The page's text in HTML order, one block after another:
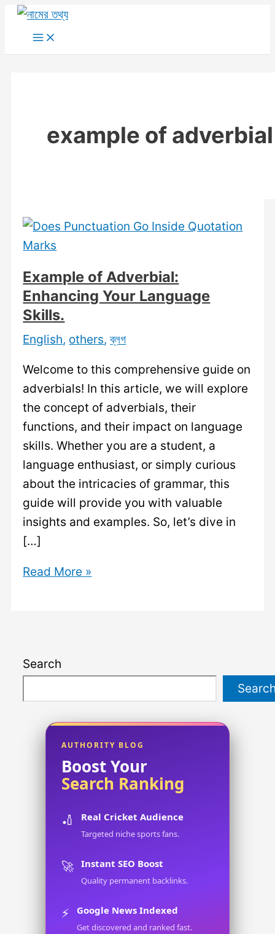
Skip
content
Main
example of adverbial
Example of Adverbial:
Enhancing Your Language
Skills.
English, others,ব্লগ
Welcome to this comprehensive guide on
adverbials! In this article, we will explore
the concept of adverbials, their
functions, and their impact on language
skills. Whether you are a student, a
language enthusiast, or simply curious
about the intricacies of grammar, this
guide will provide you with valuable
insights and examples. So, let’s dive in
[…]
Example
Language
Read More »
Search
AUTHORITY BLOG
Boost Your
Search Ranking
🏏 Real Cricket Audience
Targeted niche sports fans.
🚀 Instant SEO Boost
Quality permanent backlinks.
⚡ Google News Indexed
Get discovered and ranked fast.